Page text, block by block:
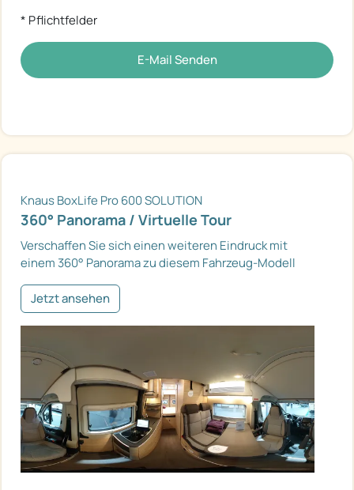
* Pflichtfelder
E-Mail Senden
Knaus BoxLife Pro 600 SOLUTION
360° Panorama / Virtuelle Tour
Verschaffen Sie sich einen weiteren Eindruck mit
einem 360° Panorama zu diesem Fahrzeug-Modell
Jetzt ansehen